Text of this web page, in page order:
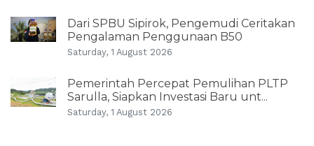
Dari SPBU Sipirok, Pengemudi Ceritakan
Pengalaman Penggunaan B50
Saturday, 1 August 2026
Pemerintah Percepat Pemulihan PLTP
Sarulla, Siapkan Investasi Baru unt...
Saturday, 1 August 2026